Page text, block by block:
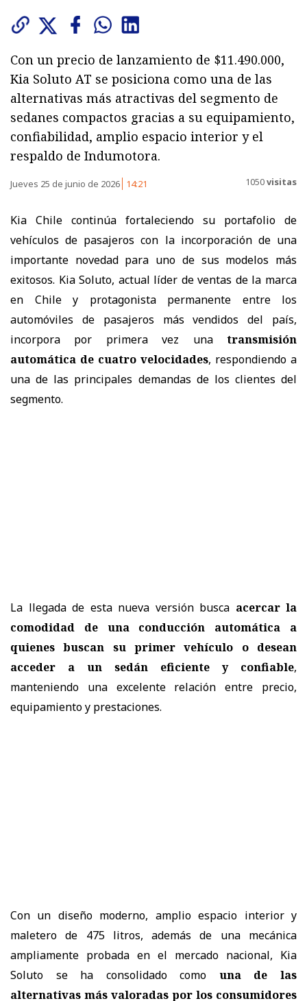
Con un precio de lanzamiento de $11.490.000,
Kia Soluto AT se posiciona como una de las
alternativas más atractivas del segmento de
sedanes compactos gracias a su equipamiento,
confiabilidad, amplio espacio interior y el
respaldo de Indumotora.
Jueves 25 de junio de 2026 14:21 1050visitas
Kia Chile continúa fortaleciendo su portafolio de
vehículos de pasajeros con la incorporación de una
importante novedad para uno de sus modelos más
exitosos. Kia Soluto, actual líder de ventas de la marca
en Chile y protagonista permanente entre los
automóviles de pasajeros más vendidos del país,
incorpora por primera vez una transmisión
automática de cuatro velocidades, respondiendo a
una de las principales demandas de los clientes del
segmento.
La llegada de esta nueva versión busca acercar la
comodidad de una conducción automática a
quienes buscan su primer vehículo o desean
acceder a un sedán eficiente y confiable,
manteniendo una excelente relación entre precio,
equipamiento y prestaciones.
Con un diseño moderno, amplio espacio interior y
maletero de 475 litros, además de una mecánica
ampliamente probada en el mercado nacional, Kia
Soluto se ha consolidado como una de las
alternativas más valoradas por los consumidores